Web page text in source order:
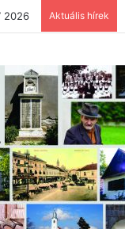
2026 Aktuális hírek